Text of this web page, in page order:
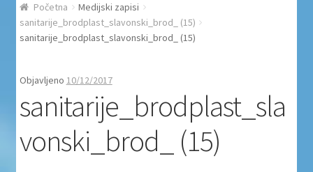
Auction Dashboard
Moj račun
Početna
Medijski zapisi
sanitarije_brodplast_slavonski_brod_ (15)
sanitarije_brodplast_slavonski_brod_ (15)
Objavljeno 10/12/2017
sanitarije_brodplast_sla
vonski_brod_ (15)